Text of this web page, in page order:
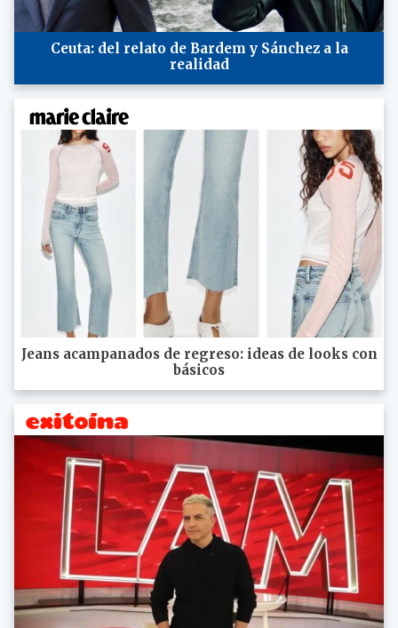
Ceuta: del relato de Bardem y Sánchez a la
realidad
Jeans acampanados de regreso: ideas de looks con
básicos